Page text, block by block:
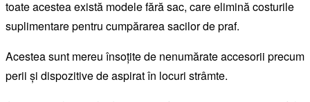
toate acestea există modele fără sac, care elimină costurile
suplimentare pentru cumpărarea sacilor de praf.
Acestea sunt mereu însoțite de nenumărate accesorii precum
perii și dispozitive de aspirat în locuri strâmte.